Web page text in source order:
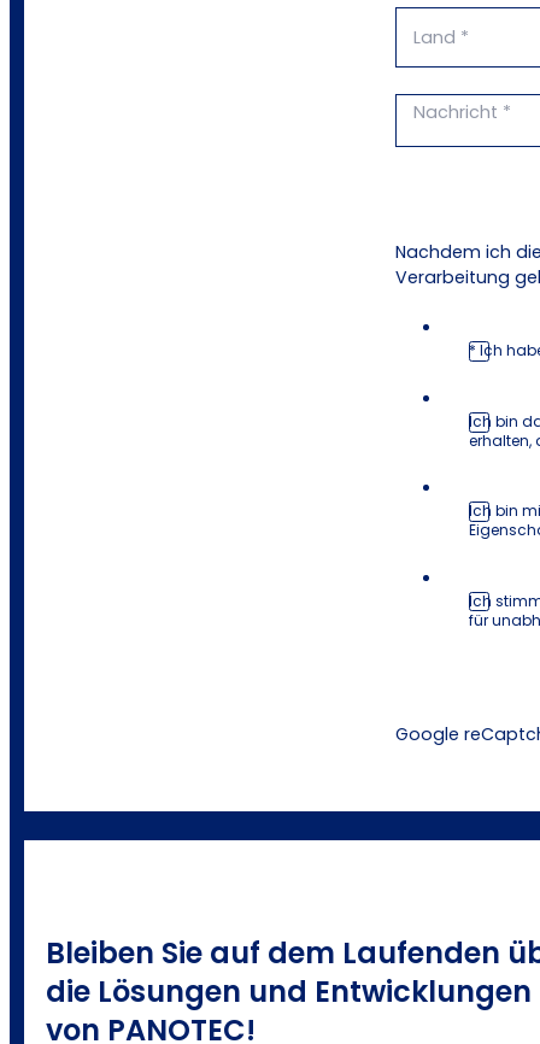
Nachdem ich
Verarbeitung
* Ich
Ich bin
erhalten,
Ich bin
Ich
für
Google
Bleiben Sie auf dem Laufenden
die Lösungen und Entwicklungen
von PANOTEC!